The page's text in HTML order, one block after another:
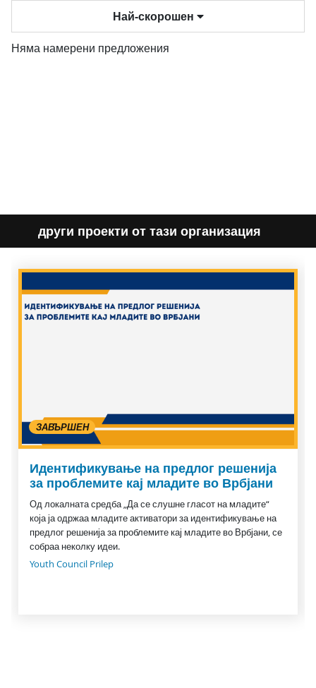
Най-скорошен
Няма намерени предложения
други проекти от тази организация
ЗАВЪРШЕН
Идентификување на предлог решенија
за проблемите кај младите во Врбјани
Од локалната средба „Да се слушне гласот на младите“
која ја одржаа младите активатори за идентификување на
предлог решенија за проблемите кај младите во Врбјани, се
собраа неколку идеи.
Youth Council Prilep